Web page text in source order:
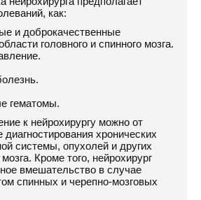
как:
и доброкачественные
головного и спинного мозга.
гематомы.
к нейрохирургу можно от
диагностирования хронических
системы, опухолей и других
Кроме того, нейрохирург
вмешательство в случае
спинных и черепно-мозговых